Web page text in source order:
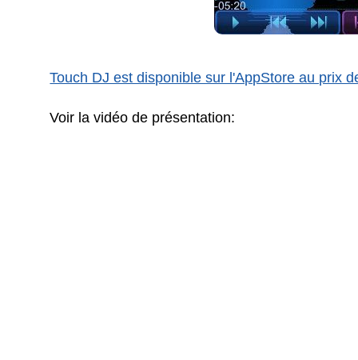
Touch DJ est disponible sur l'AppStore au prix
Voir la vidéo de présentation: